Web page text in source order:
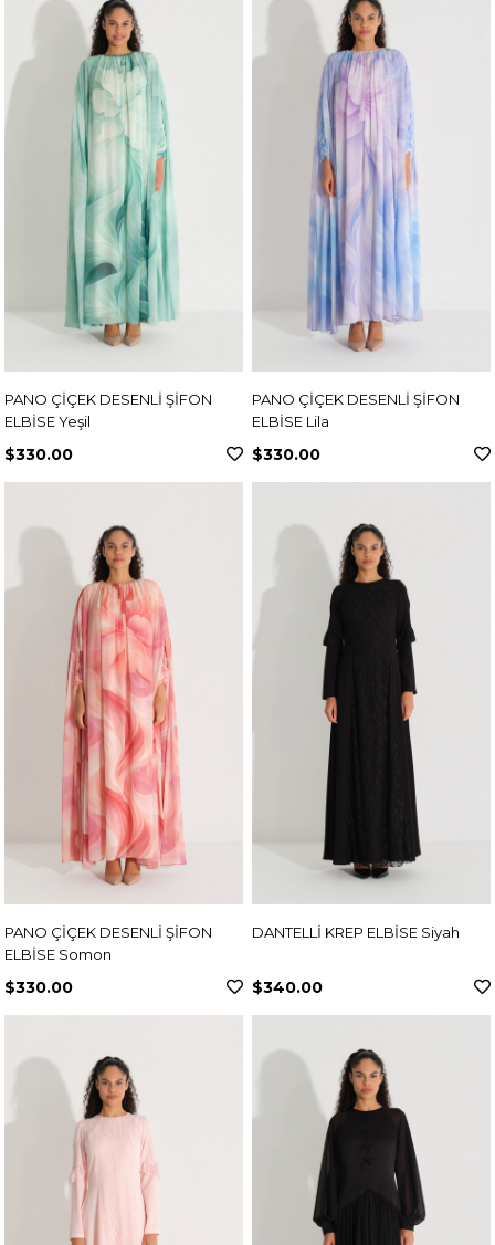
PANO ÇİÇEK DESENLİ ŞİFON
ELBİSE Yeşil
$330.00
PANO ÇİÇEK DESENLİ ŞİFON
ELBİSE Lila
$330.00
PANO ÇİÇEK DESENLİ ŞİFON
ELBİSE Somon
$330.00
DANTELLİ KREP ELBİSE Siyah
$340.00